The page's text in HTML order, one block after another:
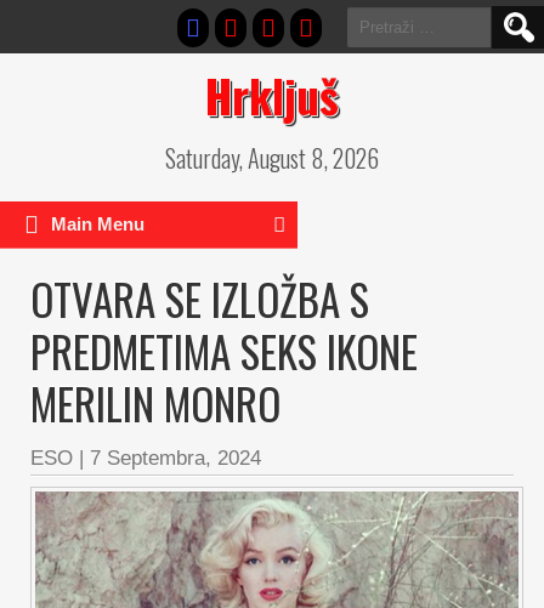
Pretraga:
Hrkljuš
Saturday, August 8, 2026
Main Menu
OTVARA SE IZLOŽBA S
PREDMETIMA SEKS IKONE
MERILIN MONRO
ESO | 7 Septembra, 2024